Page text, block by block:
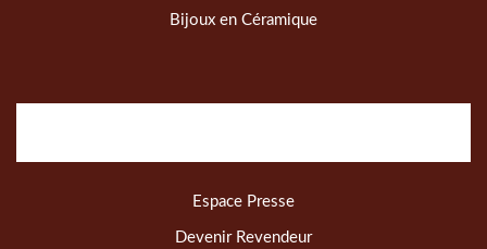
Bijoux en Céramique
Espace Presse
Devenir Revendeur